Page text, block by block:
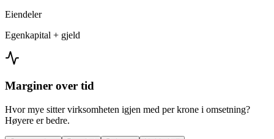
Eiendeler
Egenkapital + gjeld
Marginer over tid
Hvor mye sitter virksomheten igjen med per krone i omsetning?
Høyere er bedre.